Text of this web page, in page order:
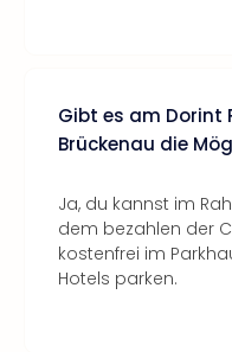
Gibt es am Dorint
Brückenau die
Ja, du kannst im
dem bezahlen der
kostenfrei im
Hotels parken.